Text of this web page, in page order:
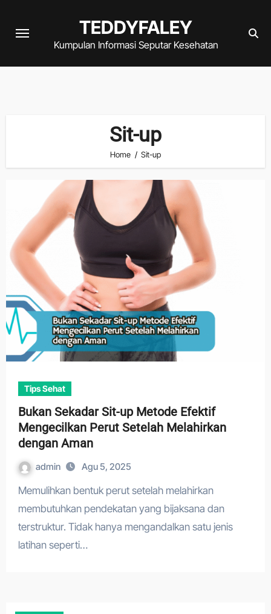
TEDDYFALEY
Kumpulan Informasi Seputar Kesehatan
Sit-up
Home Sit-up
Tips Sehat
Bukan Sekadar Sit-up Metode Efektif
Mengecilkan Perut Setelah Melahirkan
dengan Aman
admin Agu 5, 2025
Memulihkan bentuk perut setelah melahirkan
membutuhkan pendekatan yang bijaksana dan
terstruktur. Tidak hanya mengandalkan satu jenis
latihan seperti…